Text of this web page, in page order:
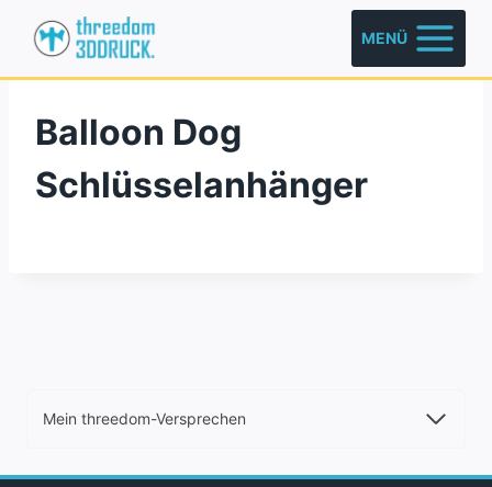
Inhalt
springen
MENÜ
Balloon Dog
Schlüsselanhänger
Mein threedom-Versprechen